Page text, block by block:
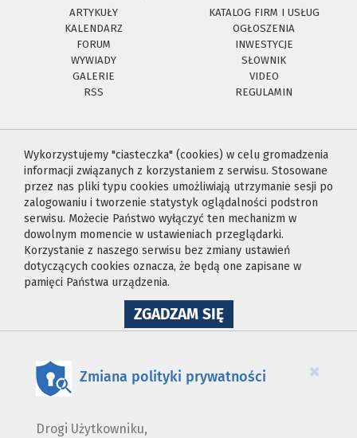
ARTYKUŁY
KATALOG FIRM I USŁUG
KALENDARZ
OGŁOSZENIA
FORUM
INWESTYCJE
WYWIADY
SŁOWNIK
GALERIE
VIDEO
RSS
REGULAMIN
Wykorzystujemy "ciasteczka" (cookies) w celu gromadzenia
informacji związanych z korzystaniem z serwisu. Stosowane
przez nas pliki typu cookies umożliwiają utrzymanie sesji po
zalogowaniu i tworzenie statystyk oglądalności podstron
serwisu. Możecie Państwo wyłączyć ten mechanizm w
dowolnym momencie w ustawieniach przeglądarki.
Korzystanie z naszego serwisu bez zmiany ustawień
dotyczących cookies oznacza, że będą one zapisane w
pamięci Państwa urządzenia.
ZGADZAM SIĘNA
WYKORZYSTANIE
×
Zmiana polityki prywatności
Drogi Użytkowniku,